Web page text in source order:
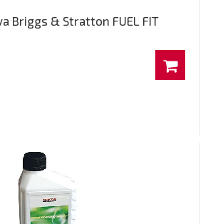
Briggs & Stratton FUEL FIT